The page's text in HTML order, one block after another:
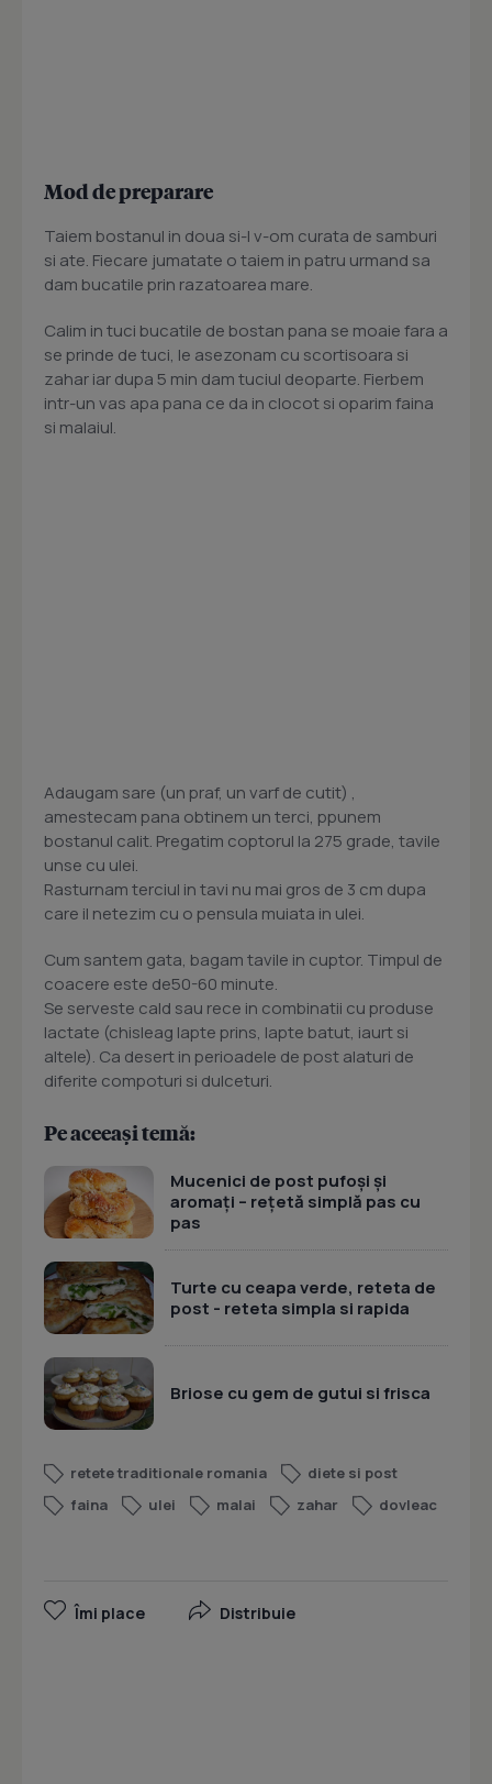
Mod de preparare
Taiem bostanul in doua si-l v-om curata de samburi
si ate. Fiecare jumatate o taiem in patru urmand sa
dam bucatile prin razatoarea mare.
Calim in tuci bucatile de bostan pana se moaie fara a
se prinde de tuci, le asezonam cu scortisoara si
zahar iar dupa 5 min dam tuciul deoparte. Fierbem
intr-un vas apa pana ce da in clocot si oparim faina
si malaiul.
Adaugam sare (un praf, un varf de cutit) ,
amestecam pana obtinem un terci, ppunem
bostanul calit. Pregatim coptorul la 275 grade, tavile
unse cu ulei.
Rasturnam terciul in tavi nu mai gros de 3 cm dupa
care il netezim cu o pensula muiata in ulei.
Cum santem gata, bagam tavile in cuptor. Timpul de
coacere este de50-60 minute.
Se serveste cald sau rece in combinatii cu produse
lactate (chisleag lapte prins, lapte batut, iaurt si
altele). Ca desert in perioadele de post alaturi de
diferite compoturi si dulceturi.
Pe aceeași temă:
Mucenici de post pufoși și
aromați – rețetă simplă pas cu
pas
Turte cu ceapa verde, reteta de
post - reteta simpla si rapida
Briose cu gem de gutui si frisca
retete traditionale romania
diete si post
faina
ulei malai zahar dovleac
Îmi place Distribuie